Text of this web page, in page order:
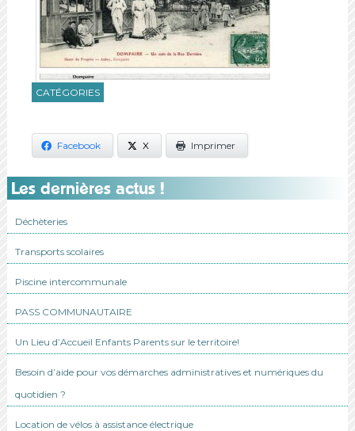
CATÉGORIES
Facebook X Imprimer
Les dernières actus !
Déchèteries
Transports scolaires
Piscine intercommunale
PASS COMMUNAUTAIRE
Un Lieu d’Accueil Enfants Parents sur le territoire!
Besoin d’aide pour vos démarches administratives et numériques du
quotidien ?
Location de vélos à assistance électrique